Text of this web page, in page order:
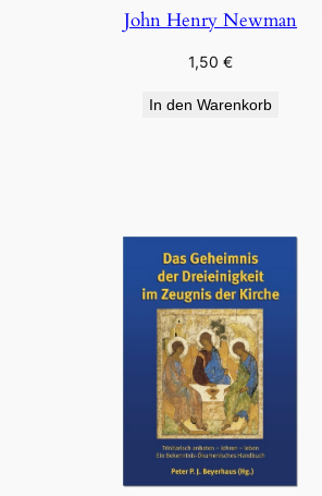
John Henry Newman
1,50€
In den Warenkorb